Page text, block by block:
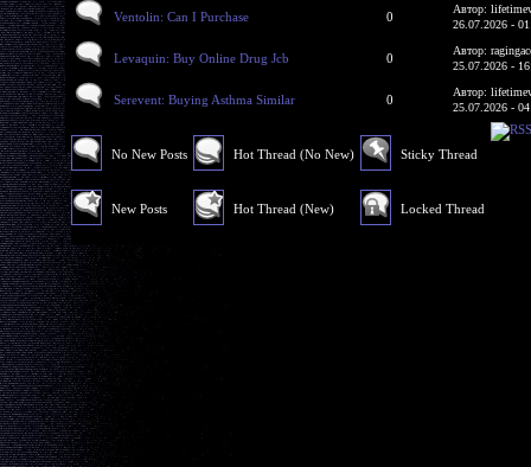
Ventolin: Can I Purchase 0
Автор:
26.07.2026 -
Levaquin: Buy Online Drug Jcb 0
Автор:
25.07.2026 -
Serevent: Buying Asthma Similar 0
Автор:
25.07.2026 -
No New Posts
New Posts
Hot Thread (No New)
Hot Thread (New)
Sticky Thread
Locked Thread